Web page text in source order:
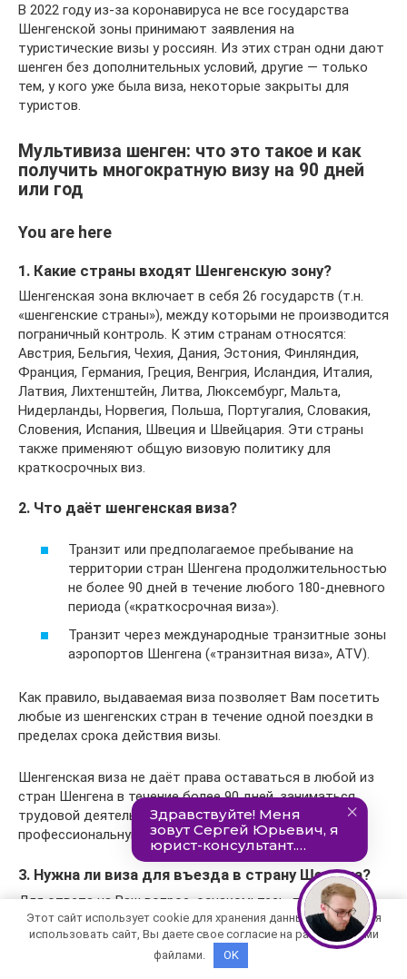
В 2022 году из-за коронавируса не все государства
Шенгенской зоны принимают заявления на
туристические визы у россиян. Из этих стран одни дают
шенген без дополнительных условий, другие — только
тем, у кого уже была виза, некоторые закрыты для
туристов.
Мультивиза шенген: что это такое и как
получить многократную визу на 90 дней
или год
You are here
1. Какие страны входят Шенгенскую зону?
Шенгенская зона включает в себя 26 государств (т.н.
«шенгенские страны»), между которыми не производится
пограничный контроль. К этим странам относятся:
Австрия, Бельгия, Чехия, Дания, Эстония, Финляндия,
Франция, Германия, Греция, Венгрия, Исландия, Италия,
Латвия, Лихтенштейн, Литва, Люксембург, Мальта,
Нидерланды, Норвегия, Польша, Португалия, Словакия,
Словения, Испания, Швеция и Швейцария. Эти страны
также применяют общую визовую политику для
краткосрочных виз.
2. Что даёт шенгенская виза?
Транзит или предполагаемое пребывание на
территории стран Шенгена продолжительностью
не более 90 дней в течение любого 180-дневного
периода («краткосрочная виза»).
Транзит через международные транзитные зоны
аэропортов Шенгена («транзитная виза», ATV).
Как правило, выдаваемая виза позволяет Вам посетить
любые из шенгенских стран в течение одной поездки в
пределах срока действия визы.
Шенгенская виза не даёт права оставаться в любой из
стран Шенгена в течение более 90 дней, заниматься
трудовой деятельностью, вести торговлю или
профессиональную деятельность.
3. Нужна ли виза для въезда в страну Шенгена?
Для ответа на Ваш вопрос, ознакомьтесь, пожалуйста,
со следующим перечнем
Читайте также:
Этот сайт использует cookie для хранения данных. Продолжая
использовать сайт, Вы даете свое согласие на работу с этими
файлами.
OK